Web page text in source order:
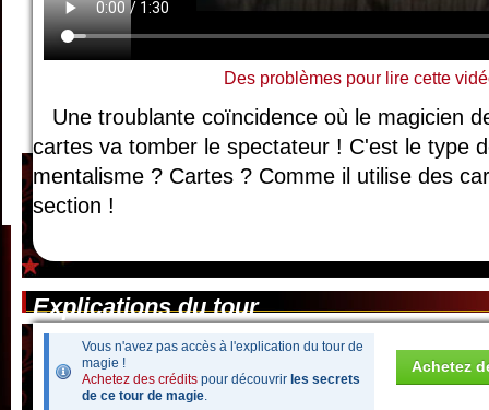
Des problèmes pour lire cette
Une troublante coïncidence où le magicien
cartes va tomber le spectateur ! C'est le type
mentalisme ? Cartes ? Comme il utilise des
section !
Explications du tour
Vous n'avez pas accès à l'explication du tour de
magie !
Achetez des crédits pour découvrir les secrets
de ce tour de magie.
Achetez